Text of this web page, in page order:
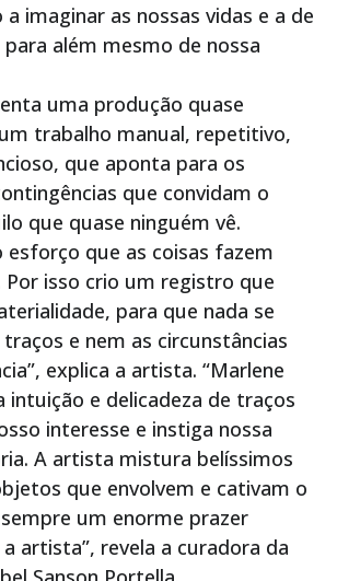
imaginar as nossas vidas e a de
além mesmo de nossa
uma produção quase
trabalho manual, repetitivo,
que aponta para os
que convidam o
que quase ninguém vê.
esforço que as coisas fazem
Por isso crio um registro que
para que nada se
e nem as circunstâncias
explica a artista. “Marlene
intuição e delicadeza de traços
interesse e instiga nossa
A artista mistura belíssimos
que envolvem e cativam o
um enorme prazer
artista”, revela a curadora da